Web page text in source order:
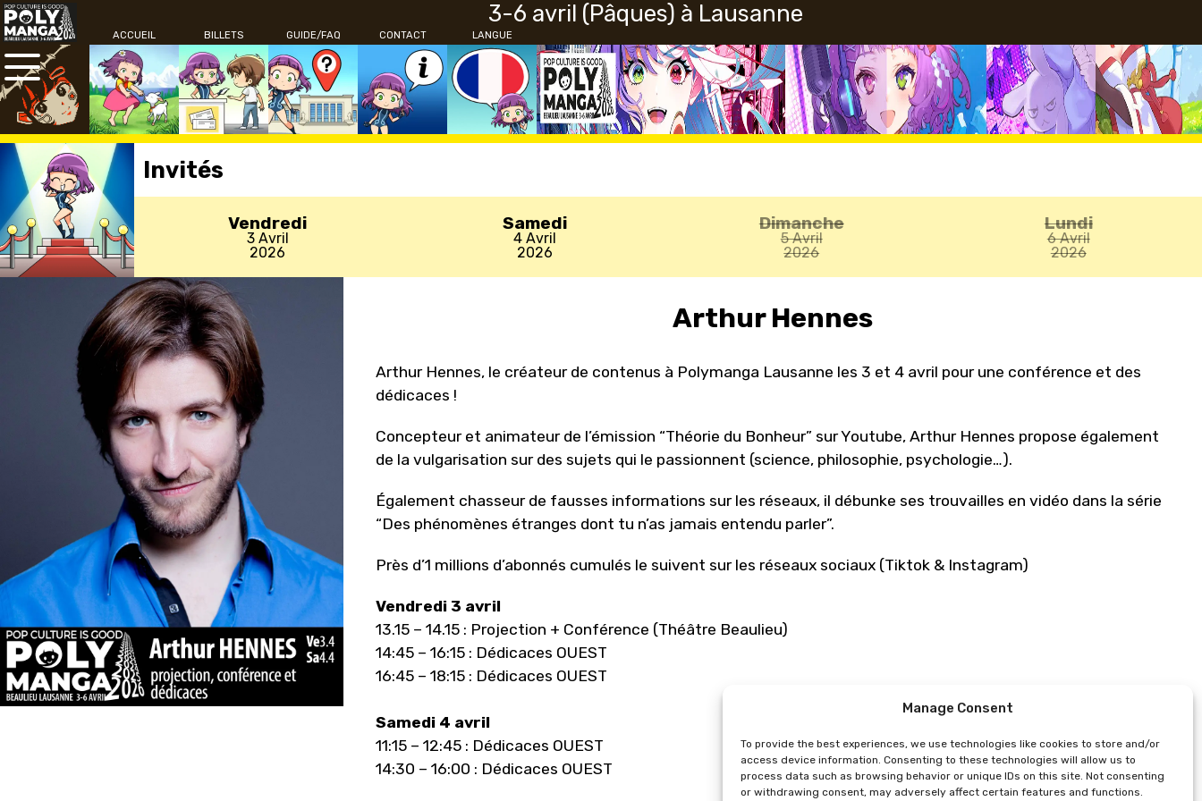
Manage Consent
To provide the best experiences, we use technologies like cookies to store and/or
access device information. Consenting to these technologies will allow us to
process data such as browsing behavior or unique IDs on this site. Not consenting
or withdrawing consent, may adversely affect certain features and functions.
3-6 avril (Pâques) à Lausanne
LANGUE
ACCUEIL BILLETS GUIDE/FAQ CONTACT
Invités
Vendredi
3 Avril
2026
Samedi
4 Avril
2026
Dimanche
5 Avril
2026
Lundi
6 Avril
2026
Arthur Hennes
Arthur Hennes, le créateur de contenus à Polymanga Lausanne les 3 et 4 avril pour une conférence et des
dédicaces !
Concepteur et animateur de l’émission “Théorie du Bonheur” sur Youtube, Arthur Hennes propose également
de la vulgarisation sur des sujets qui le passionnent (science, philosophie, psychologie…).
Également chasseur de fausses informations sur les réseaux, il débunke ses trouvailles en vidéo dans la série
“Des phénomènes étranges dont tu n’as jamais entendu parler”.
Près d’1 millions d’abonnés cumulés le suivent sur les réseaux sociaux (Tiktok & Instagram)
Vendredi 3 avril
13.15 – 14.15 : Projection + Conférence (Théâtre Beaulieu)
14:45 – 16:15 : Dédicaces OUEST
16:45 – 18:15 : Dédicaces OUEST
Samedi 4 avril
11:15 – 12:45 : Dédicaces OUEST
14:30 – 16:00 : Dédicaces OUEST